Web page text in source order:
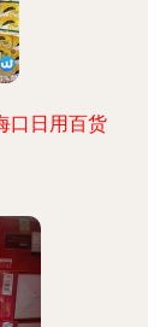
口日用百货